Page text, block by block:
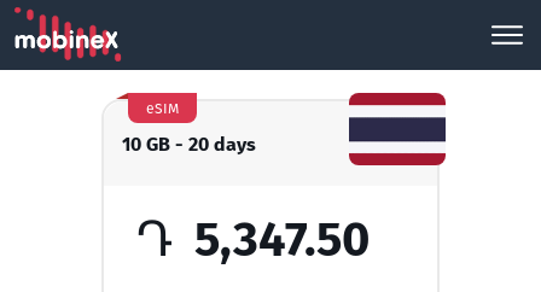
10 GB - 20 days
eSIM
Դ 5,347.50